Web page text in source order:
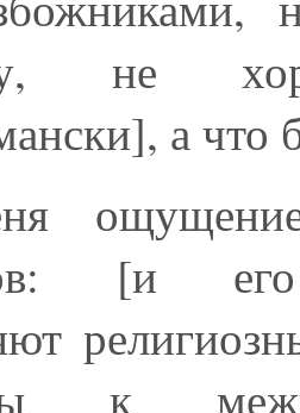
не
а что
[и его
к